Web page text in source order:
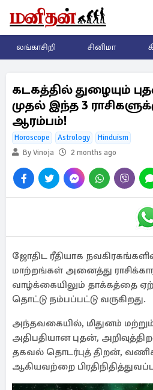
லங்காசிறி சினிமா
கடகத்தில் துழையும்
முதல் இந்த 3
ஆரம்பம்!
Horoscope Astrology
Hinduism
By Vinoja
2 months ago
ஜோதிட ரீதியாக
மாற்றங்கள் அனைத்து
வாழ்க்கையிலும் தாக்கத்தை
தொட்டு நம்பப்பட்டு வருகிறது.
அந்தவகையில், மிதுனம்
அதிபதியான புதன்,
தகவல் தொடர்புத் திறன்,
ஆகியவற்றை